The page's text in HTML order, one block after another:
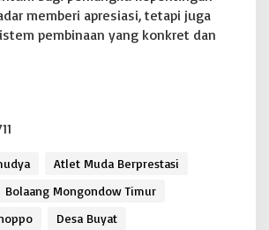
memberi apresiasi, tetapi juga
pembinaan yang konkret dan
Atlet Muda Berprestasi
Bolaang Mongondow Timur
Desa Buyat